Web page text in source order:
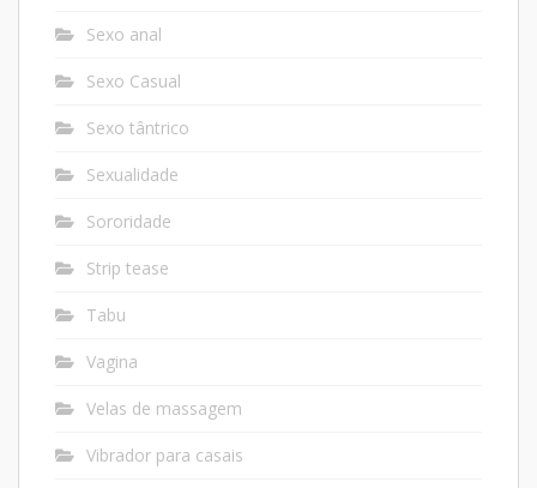
Sexo anal
Sexo Casual
Sexo tântrico
Sexualidade
Sororidade
Strip tease
Tabu
Vagina
Velas de massagem
Vibrador para casais